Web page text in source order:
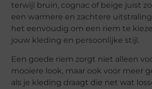
terwijl bruin, cognac of beige juist
een warmere en zachtere
het eenvoudig om een riem te
jouw kleding en persoonlijke stijl.
Een goede riem zorgt niet alleen
mooiere look, maar ook voor meer
als je kleding draagt die net wat